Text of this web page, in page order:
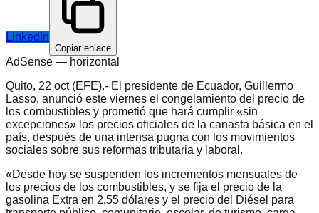
LinkedIn
Copiar enlace
AdSense — horizontal
Quito, 22 oct (EFE).- El presidente de Ecuador, Guillermo
Lasso, anunció este viernes el congelamiento del precio de
los combustibles y prometió que hará cumplir «sin
excepciones» los precios oficiales de la canasta básica en el
país, después de una intensa pugna con los movimientos
sociales sobre sus reformas tributaria y laboral.
«Desde hoy se suspenden los incrementos mensuales de
los precios de los combustibles, y se fija el precio de la
gasolina Extra en 2,55 dólares y el precio del Diésel para